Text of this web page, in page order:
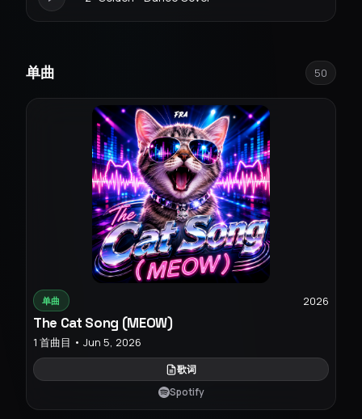
单曲 50
单曲 2026
The Cat Song (MEOW)
1 首曲目 • Jun 5, 2026
歌词
Spotify